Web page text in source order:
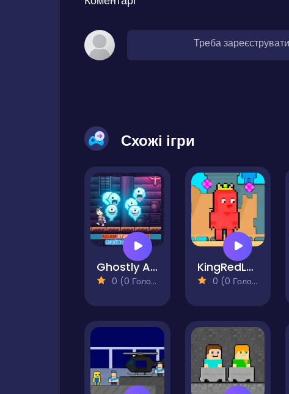
Треба
Схожі ігри
Ghostly Adventure
0 (0 Голосів)
KingRedLand
0 (0 Голосів)